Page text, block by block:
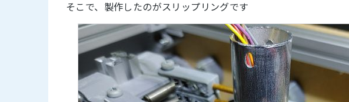
そこで、製作したのがスリップリングです